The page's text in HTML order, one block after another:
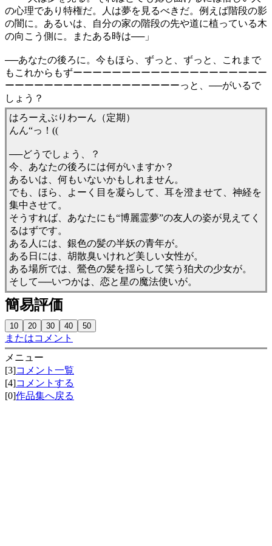
の心理であり特権だ。人は夢を見るべきだ。例えば階段の影
の闇に。あるいは、自分の家の階段の先や道に植っている木
の向こう側に。またある時は──」
──あなたの後ろに。今もほら、ずっと、ずっと、これまで
もこれからもずーーーーーーーーーーーーーーーーーーーー
ーーーーーーーーーーーーーーーーーーっと、──がいるで
しょう？
はろーえぶりわーん（定期）
んん“っ！((
──どうでしょう、？
今、あなたの後ろには何がいますか？
あるいは、何もいないかもしれません。
でも、ほら、よーく目を凝らして、耳を澄ませて、神経を
集中させて。
そうすれば、あなたにも“博麗霊夢”の友人の姿が見えてく
るはずです。
ある人には、銀色の髪の半妖の青年が。
ある日には、胡散臭いけれど美しい女性が。
ある場所では、鶯色の髪を揺らして笑う狛犬の少女が。
そして──いつかは、恋と星の魔法使いが。
簡易評価
またはコメント
メニュー
[3]コメント一覧
[4]コメントする
[0]作品集へ戻る